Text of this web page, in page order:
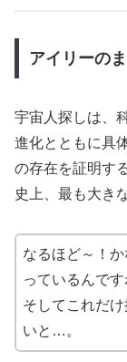
アイリーの
宇宙人探しは、
進化とともに具
の存在を証明す
史上、最も大き
なるほど～！
っているんです
そしてこれだ
いと…。